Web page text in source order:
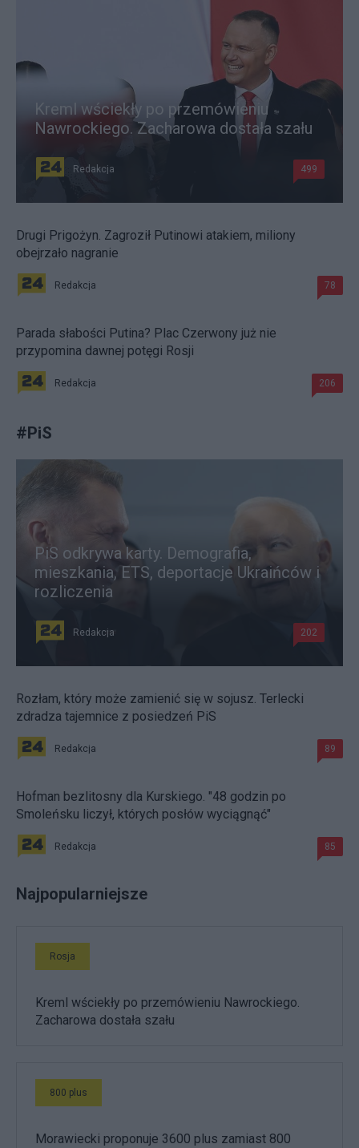
Kreml wściekły po przemówieniu
Nawrockiego. Zacharowa dostała szału
Redakcja 499
Drugi Prigożyn. Zagroził Putinowi atakiem, miliony
obejrzało nagranie
Redakcja 78
Parada słabości Putina? Plac Czerwony już nie
przypomina dawnej potęgi Rosji
Redakcja 206
#PiS
PiS odkrywa karty. Demografia,
mieszkania, ETS, deportacje Ukraińców i
rozliczenia
Redakcja 202
Rozłam, który może zamienić się w sojusz. Terlecki
zdradza tajemnice z posiedzeń PiS
Redakcja 89
Hofman bezlitosny dla Kurskiego. "48 godzin po
Smoleńsku liczył, których posłów wyciągnąć"
Redakcja 85
Najpopularniejsze
Rosja
Kreml wściekły po przemówieniu Nawrockiego.
Zacharowa dostała szału
800 plus
Morawiecki proponuje 3600 plus zamiast 800